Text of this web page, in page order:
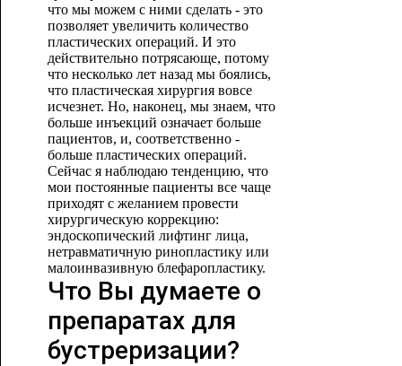
что мы можем с ними сделать - это
позволяет увеличить количество
пластических операций. И это
действительно потрясающе, потому
что несколько лет назад мы боялись,
что пластическая хирургия вовсе
исчезнет. Но, наконец, мы знаем, что
больше инъекций означает больше
пациентов, и, соответственно -
больше пластических операций.
Сейчас я наблюдаю тенденцию, что
мои постоянные пациенты все чаще
приходят с желанием провести
хирургическую коррекцию:
эндоскопический лифтинг лица,
нетравматичную ринопластику или
малоинвазивную блефаропластику.
Что Вы думаете о
препаратах для
бустреризации?